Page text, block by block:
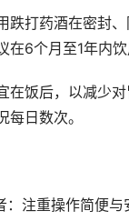
跌打药酒在密封
在6个月至1年内饮
在饭后，以减少
每日数次。
：注重操作简便与